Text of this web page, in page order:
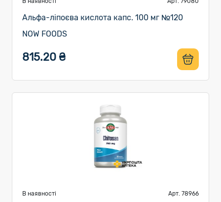
Альфа-ліпоєва кислота капс. 100 мг №120
NOW FOODS
815.20 ₴
В наявності Арт. 78966